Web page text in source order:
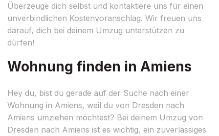
Überzeuge dich selbst und kontaktiere uns für einen
unverbindlichen Kostenvoranschlag. Wir freuen uns
darauf, dich bei deinem Umzug unterstützen zu
dürfen!
Wohnung finden in Amiens
Hey du, bist du gerade auf der Suche nach einer
Wohnung in Amiens, weil du von Dresden nach
Amiens umziehen möchtest? Bei deinem Umzug von
Dresden nach Amiens ist es wichtig, ein zuverlässiges